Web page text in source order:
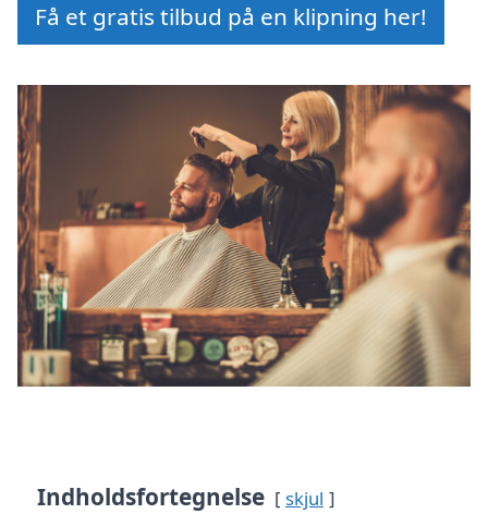
Få et gratis tilbud på en klipning her!
Indholdsfortegnelse skjul